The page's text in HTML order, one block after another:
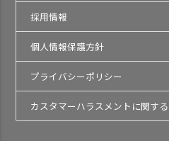
採用情報
個人情報保護方針
プライバシーポリシー
カスタマーハラスメントに関す